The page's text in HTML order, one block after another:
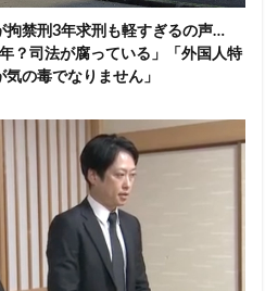
拘禁刑3年求刑も軽すぎるの声…
？司法が腐っている」「外国人特
の毒でなりません」